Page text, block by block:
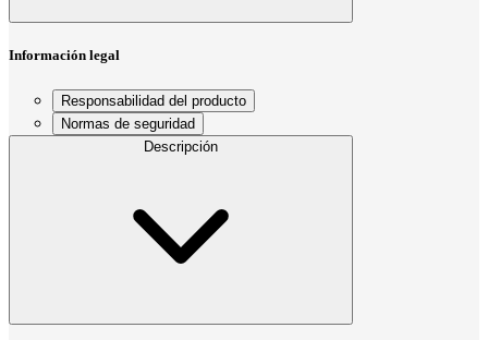
Información legal
Responsabilidad del producto
Normas de seguridad
Descripción